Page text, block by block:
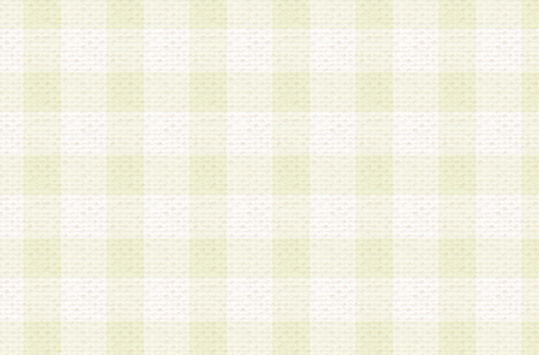
4.当社は、会員によるログインIDおよびパスワー
盗用など第三者の利用に伴う損害の発生について
き事由の有無、その他原因の如何を問わず、一切
のとします。
第5条 会員の登録情報
1.当社は、会員の登録情報に含まれる氏名・住所
アドレス等会員個人を識別できる情報を当社が別
シーポリシー
」に基づき適切に取り扱うものとし
は、当該個人情報を以下の各号に定める目的に利
す。なお、これら事項以外の目的で個人情報を利